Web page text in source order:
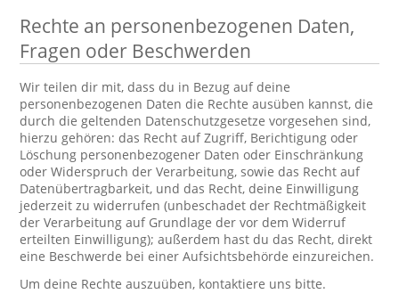
Rechte an personenbezogenen Daten,
Fragen oder Beschwerden
Wir teilen dir mit, dass du in Bezug auf deine
personenbezogenen Daten die Rechte ausüben kannst, die
durch die geltenden Datenschutzgesetze vorgesehen sind,
hierzu gehören: das Recht auf Zugriff, Berichtigung oder
Löschung personenbezogener Daten oder Einschränkung
oder Widerspruch der Verarbeitung, sowie das Recht auf
Datenübertragbarkeit, und das Recht, deine Einwilligung
jederzeit zu widerrufen (unbeschadet der Rechtmäßigkeit
der Verarbeitung auf Grundlage der vor dem Widerruf
erteilten Einwilligung); außerdem hast du das Recht, direkt
eine Beschwerde bei einer Aufsichtsbehörde einzureichen.
Um deine Rechte auszuüben, kontaktiere uns bitte.